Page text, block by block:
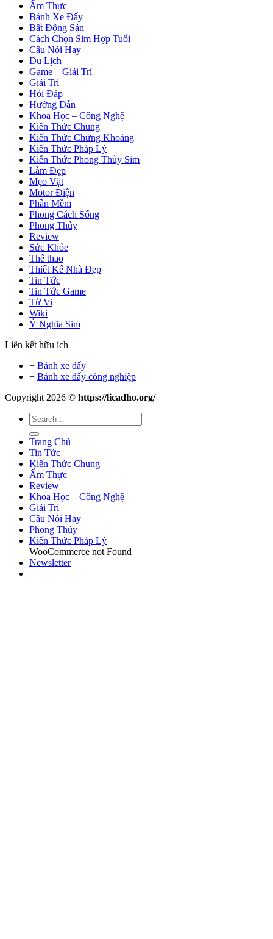
Ẩm Thực
Bánh Xe Đẩy
Bất Động Sản
Cách Chọn Sim Hợp Tuổi
Câu Nói Hay
Du Lịch
Game – Giải Trí
Giải Trí
Hỏi Đáp
Hướng Dẫn
Khoa Học – Công Nghệ
Kiến Thức Chung
Kiến Thức Chứng Khoáng
Kiến Thức Pháp Lý
Kiến Thức Phong Thủy Sim
Làm Đẹp
Mẹo Vặt
Motor Điện
Phần Mềm
Phong Cách Sống
Phong Thủy
Review
Sức Khỏe
Thể thao
Thiết Kế Nhà Đẹp
Tin Tức
Tin Tức Game
Tử Vi
Wiki
Ý Nghĩa Sim
Liên kết hữu ích
+ Bánh xe đẩy
+ Bánh xe đẩy công nghiệp
Copyright 2026 © https://licadho.org/
Trang Chủ
Tin Tức
Kiến Thức Chung
Ẩm Thực
Review
Khoa Học – Công Nghệ
Giải Trí
Câu Nói Hay
Phong Thủy
Kiến Thức Pháp Lý
WooCommerce not Found
Newsletter